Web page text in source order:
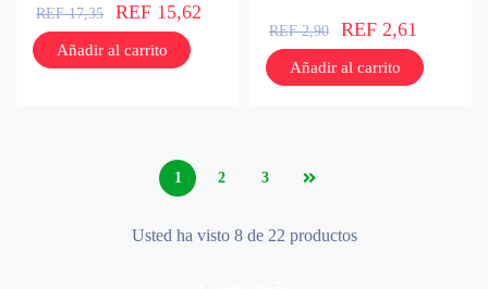
REF17,35 REF 15,62
Añadir al carrito
REF2,90 REF 2,61
Añadir al carrito
1 2 3
Usted ha visto 8 de 22 productos